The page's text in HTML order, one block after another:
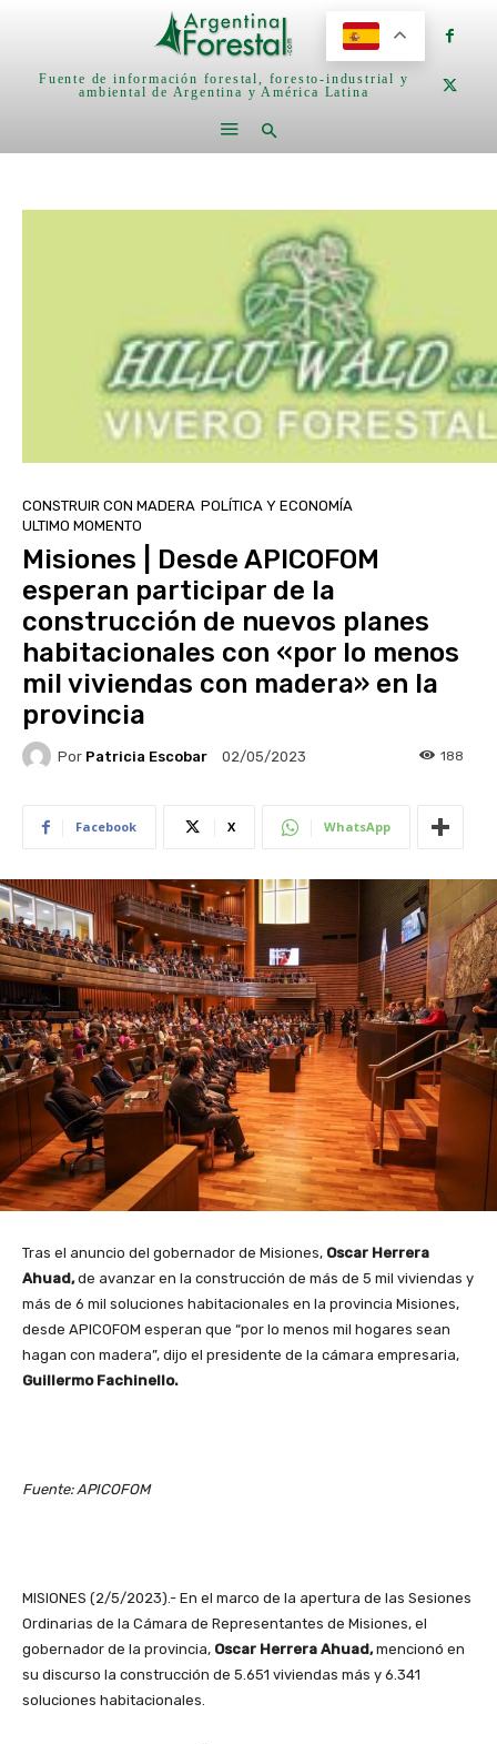
Fuente de información forestal, foresto-industrial y
ambiental de Argentina y América Latina
CONSTRUIR CON MADERA POLÍTICA Y ECONOMÍA
ULTIMO MOMENTO
Misiones | Desde APICOFOM
esperan participar de la
construcción de nuevos planes
habitacionales con «por lo menos
mil viviendas con madera» en la
provincia
Por Patricia Escobar 02/05/2023 188
Facebook X WhatsApp
Tras el anuncio del gobernador de Misiones, Oscar Herrera
Ahuad,de avanzar en la construcción de más de 5 mil viviendas y
más de 6 mil soluciones habitacionales en la provincia Misiones,
desde APICOFOM esperan que “por lo menos mil hogares sean
hagan con madera”, dijo el presidente de la cámara empresaria,
Guillermo Fachinello.
Fuente: APICOFOM
MISIONES (2/5/2023).- En el marco de la apertura de las Sesiones
Ordinarias de la Cámara de Representantes de Misiones, el
gobernador de la provincia, Oscar Herrera Ahuad,mencionó en
su discurso la construcción de 5.651 viviendas más y 6.341
soluciones habitacionales.